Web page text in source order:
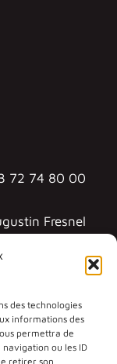
des technologies
informations des
permettra de
ou les ID
retirer son
72 74 80 00
Fresnel